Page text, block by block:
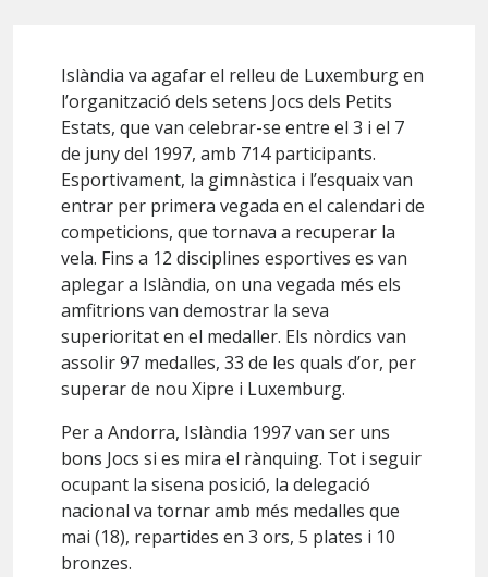
Islàndia va agafar el relleu de Luxemburgen
l’organització dels setens Jocs dels Petits
Estats, que van celebrar-se entre el 3 i el 7
de juny del 1997, amb 714 participants.
Esportivament, la gimnàstica i l’esquaix van
entrar per primera vegada en el calendari de
competicions, que tornava a recuperar la
vela. Fins a 12 disciplines esportives es van
aplegar a Islàndia, on una vegada més els
amfitrions van demostrar la seva
superioritat en el medaller. Els nòrdics van
assolir 97 medalles, 33 de les quals d’or, per
superar de nou Xipre i Luxemburg.
Per a Andorra, Islàndia 1997 van ser uns
bons Jocs si es mira el rànquing. Tot i seguir
ocupant la sisena posició, la delegació
nacional va tornar amb més medalles que
mai (18), repartides en 3 ors, 5 plates i 10
bronzes.